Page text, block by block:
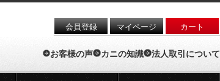
会員登録 マイページ カート
お客様の声 カニの知識 法人取引について